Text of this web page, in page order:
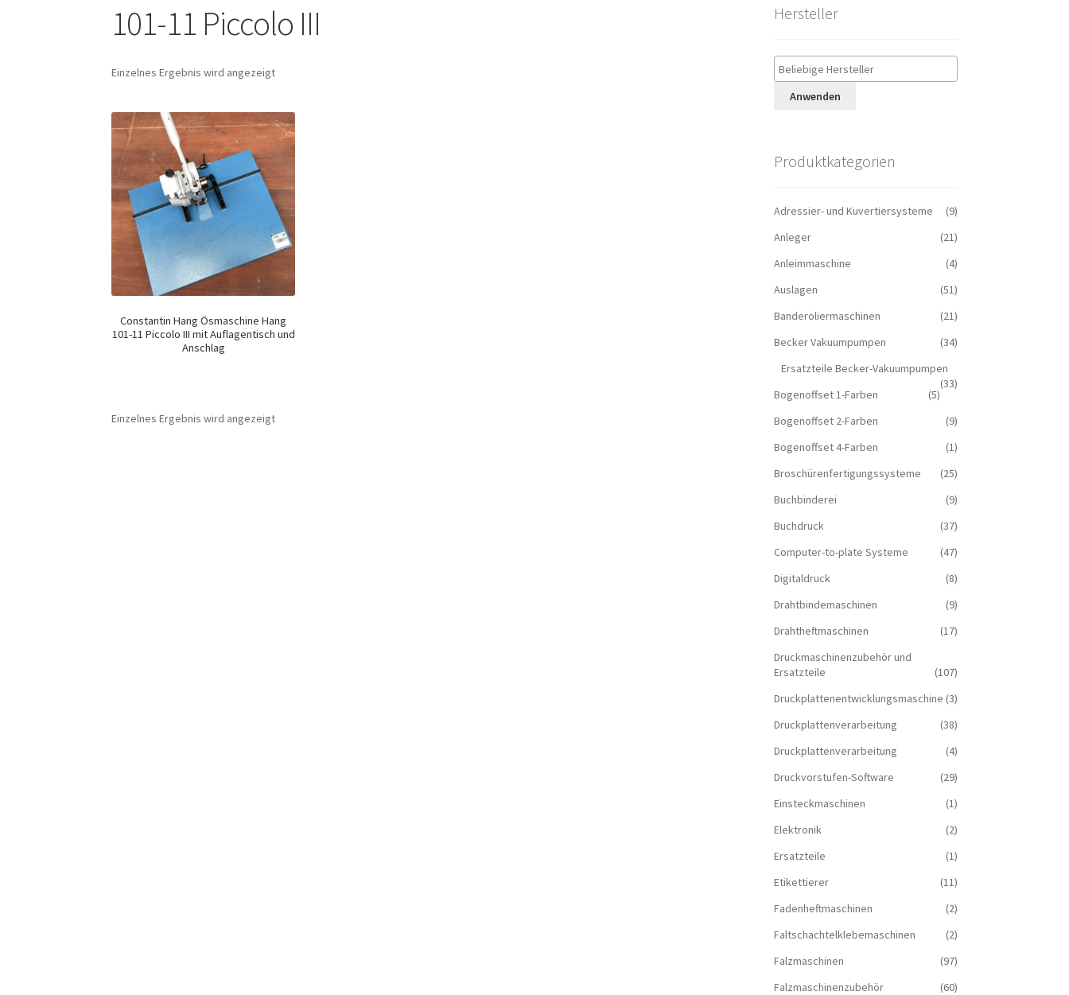
101-11 Piccolo III
Einzelnes Ergebnis wird angezeigt
Constantin Hang Ösmaschine Hang
101-11 Piccolo III mit Auflagentisch und
Anschlag
Einzelnes Ergebnis wird angezeigt
Hersteller
Anwenden
Produktkategorien
Adressier- und Kuvertiersysteme
(9)
Anleger
(21)
Anleimmaschine
(4)
Auslagen
(51)
Banderoliermaschinen
(21)
Becker Vakuumpumpen
(34)
Ersatzteile Becker-Vakuumpumpen
(33)
Bogenoffset 1-Farben
(5)
Bogenoffset 2-Farben
(9)
Bogenoffset 4-Farben
(1)
Broschürenfertigungssysteme
(25)
Buchbinderei
(9)
Buchdruck
(37)
Computer-to-plate Systeme
(47)
Digitaldruck
(8)
Drahtbindemaschinen
(9)
Drahtheftmaschinen
(17)
Druckmaschinenzubehör und
Ersatzteile
(107)
Druckplattenentwicklungsmaschine (3)
Druckplattenverarbeitung
(38)
Druckplattenverarbeitung
(4)
Druckvorstufen-Software
(29)
Einsteckmaschinen
(1)
Elektronik
(2)
Ersatzteile
(1)
Etikettierer
(11)
Fadenheftmaschinen
(2)
Faltschachtelklebemaschinen
(2)
Falzmaschinen
(97)
Falzmaschinenzubehör
(60)